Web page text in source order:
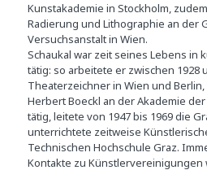
Kunstakademie in Stockholm,
Radierung und Lithographie an der
Versuchsanstalt in Wien.
Schaukal war zeit seines Lebens in
tätig: so arbeitete er zwischen 1928
Theaterzeichner in Wien und
Herbert Boeckl an der Akademie
tätig, leitete von 1947 bis 1969 die
unterrichtete zeitweise
Technischen Hochschule Graz.
Kontakte zu Künstlervereinigungen